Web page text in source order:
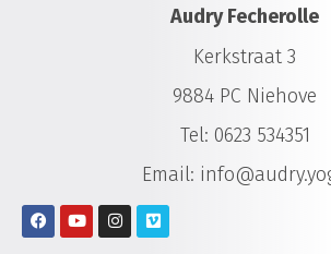
Audry Fecherolle
Kerkstraat 3
9884 PC Niehove
Tel: 0623 534351
Email: